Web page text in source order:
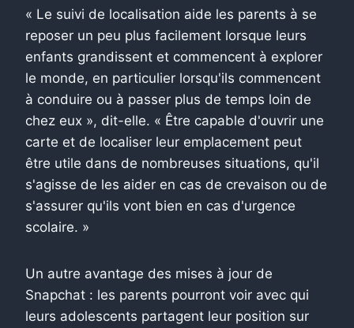
« Le suivi de localisation aide les parents à se
reposer un peu plus facilement lorsque leurs
enfants grandissent et commencent à explorer
le monde, en particulier lorsqu'ils commencent
à conduire ou à passer plus de temps loin de
chez eux », dit-elle. « Être capable d'ouvrir une
carte et de localiser leur emplacement peut
être utile dans de nombreuses situations, qu'il
s'agisse de les aider en cas de crevaison ou de
s'assurer qu'ils vont bien en cas d'urgence
scolaire. »
Un autre avantage des mises à jour de
Snapchat : les parents pourront voir avec qui
leurs adolescents partagent leur position sur